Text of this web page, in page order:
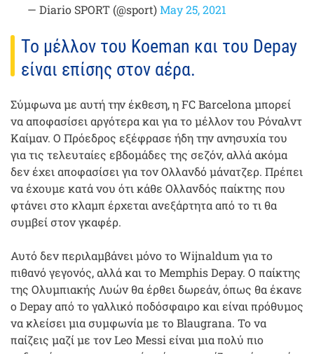
— Diario SPORT (@sport)May 25, 2021
Το μέλλον του Koeman και του Depay
είναι επίσης στον αέρα.
Σύμφωνα με αυτή την έκθεση, η FC Barcelona μπορεί
να αποφασίσει αργότερα και για το μέλλον του Ρόναλντ
Καίμαν. Ο Πρόεδρος εξέφρασε ήδη την ανησυχία του
για τις τελευταίες εβδομάδες της σεζόν, αλλά ακόμα
δεν έχει αποφασίσει για τον Ολλανδό μάνατζερ. Πρέπει
να έχουμε κατά νου ότι κάθε Ολλανδός παίκτης που
φτάνει στο κλαμπ έρχεται ανεξάρτητα από το τι θα
συμβεί στον γκαφέρ.
Αυτό δεν περιλαμβάνει μόνο το Wijnaldum για το
πιθανό γεγονός, αλλά και το Memphis Depay. Ο παίκτης
της Ολυμπιακής Λυών θα έρθει δωρεάν, όπως θα έκανε
ο Depay από το γαλλικό ποδόσφαιρο και είναι πρόθυμος
να κλείσει μια συμφωνία με το Blaugrana. Το να
παίζεις μαζί με τον Leo Messi είναι μια πολύ πιο